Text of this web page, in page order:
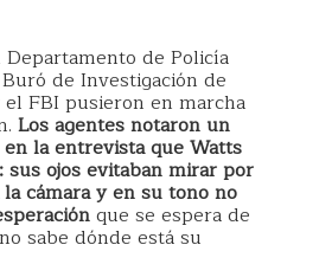
de Policía
de Investigación de
FBI pusieron en marcha
Los agentes notaron un
la entrevista que Watts
sus ojos evitaban mirar por
cámara y en su tono no
que se espera de
sabe dónde está su